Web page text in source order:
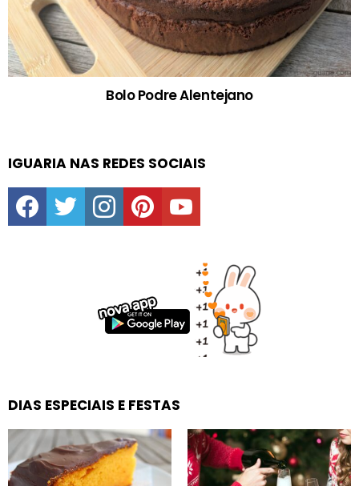
Bolo Podre Alentejano
IGUARIA NAS REDES SOCIAIS
facebooktwitter instagrampinterestyoutube
DIAS ESPECIAIS E FESTAS